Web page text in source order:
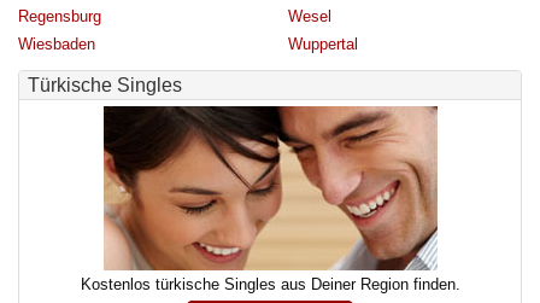
Regensburg
Wesel
Wiesbaden
Wuppertal
Türkische Singles
Kostenlos türkische Singles aus Deiner Region finden.